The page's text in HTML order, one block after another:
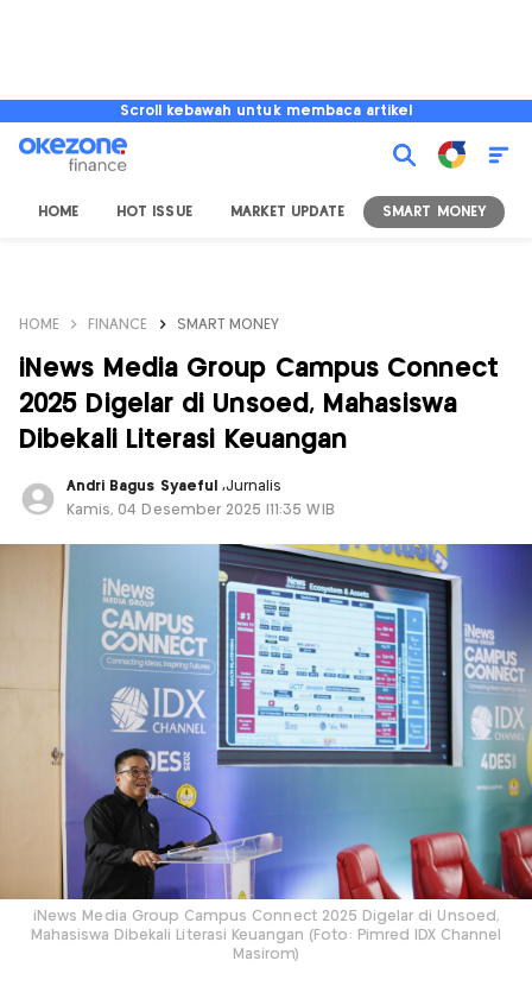
Scroll kebawah untuk membaca artikel
HOME HOT ISSUE MARKET UPDATE SMART MONEY
HOME FINANCE SMART MONEY
iNews Media Group Campus Connect
2025 Digelar di Unsoed, Mahasiswa
Dibekali Literasi Keuangan
Andri Bagus Syaeful ,Jurnalis
Kamis, 04 Desember 2025 |11:35 WIB
iNews Media Group Campus Connect 2025 Digelar di Unsoed,
Mahasiswa Dibekali Literasi Keuangan (Foto: Pimred IDX Channel
Masirom)